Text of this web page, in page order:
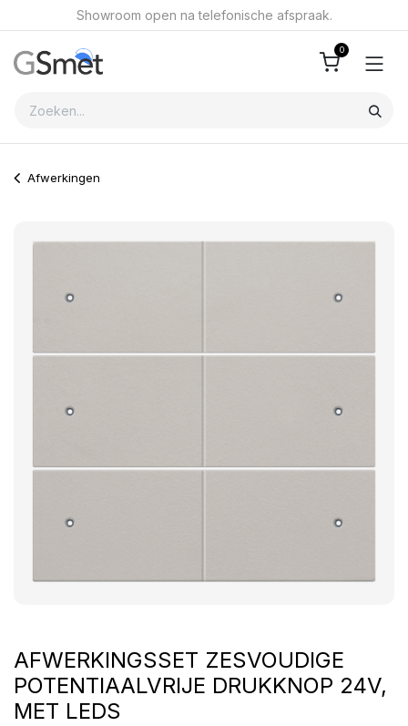
Overslaan naar inhoudShowroom open na telefonische afspraak.
0
Afwerkingen
AFWERKINGSSET ZESVOUDIGE
POTENTIAALVRIJE DRUKKNOP 24V,
MET LEDS